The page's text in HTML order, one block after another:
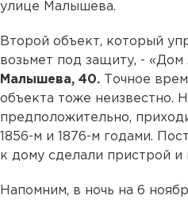
улице Малышева.
Второй объект, который
возьмет под защиту, -
Малышева, 40. Точное
объекта тоже неизвестно.
предположительно,
1856-м и 1876-м годами.
к дому сделали пристрой и
Напомним, в ночь на 6